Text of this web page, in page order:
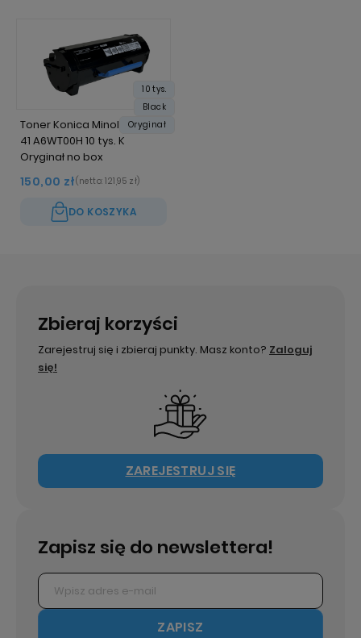
10 tys.
Black
Oryginał
Toner Konica Minolta TNP-
41 A6WT00H 10 tys. K
Oryginał no box
150,00 zł(netto: 121,95 zł)
DO KOSZYKA
Zbieraj korzyści
Zarejestruj się i zbieraj punkty. Masz konto? Zaloguj
się!
ZAREJESTRUJ SIĘ
Zapisz się do newslettera!
ZAPISZ